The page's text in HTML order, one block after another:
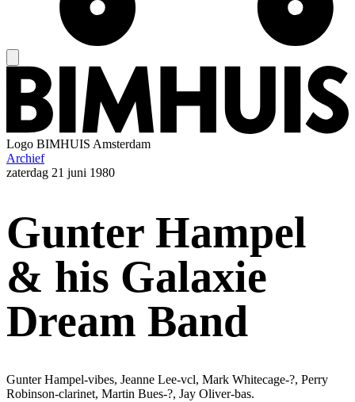
Logo BIMHUIS Amsterdam
Archief
zaterdag 21 juni 1980
Gunter Hampel
& his Galaxie
Dream Band
Gunter Hampel-vibes, Jeanne Lee-vcl, Mark Whitecage-?, Perry
Robinson-clarinet, Martin Bues-?, Jay Oliver-bas.